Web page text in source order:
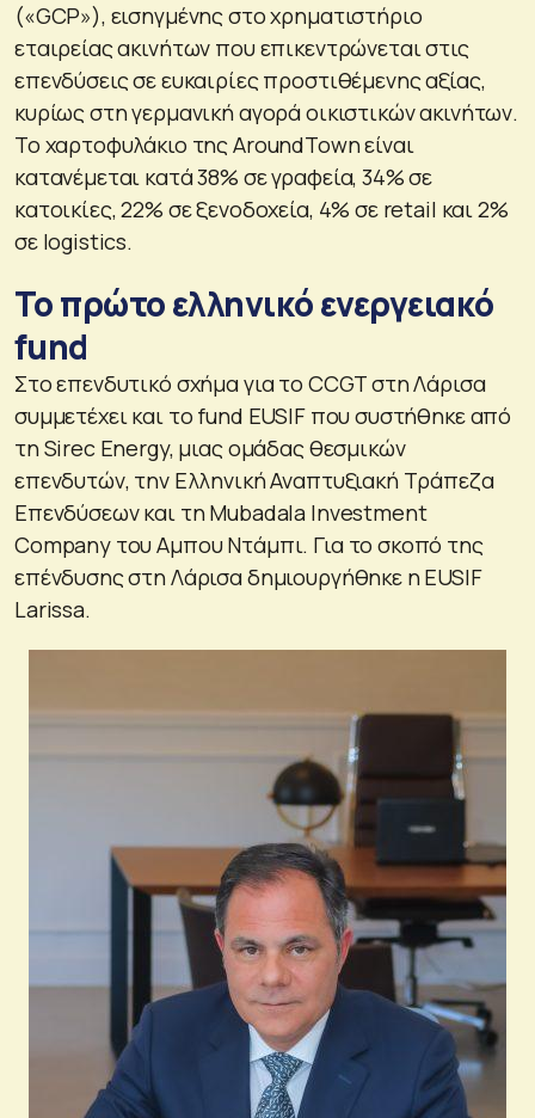
(«GCP»), εισηγμένης στο χρηματιστήριο
εταιρείας ακινήτων που επικεντρώνεται στις
επενδύσεις σε ευκαιρίες προστιθέμενης αξίας,
κυρίως στη γερμανική αγορά οικιστικών ακινήτων.
Το χαρτοφυλάκιο της AroundTown είναι
κατανέμεται κατά 38% σε γραφεία, 34% σε
κατοικίες, 22% σε ξενοδοχεία, 4% σε retail και 2%
σε logistics.
Το πρώτο ελληνικό ενεργειακό
fund
Στο επενδυτικό σχήμα για το CCGT στη Λάρισα
συμμετέχει και το fund EUSIF που συστήθηκε από
τη Sirec Energy, μιας ομάδας θεσμικών
επενδυτών, την Ελληνική Αναπτυξιακή Τράπεζα
Επενδύσεων και τη Mubadala Investment
Company του Αμπου Ντάμπι. Για το σκοπό της
επένδυσης στη Λάρισα δημιουργήθηκε η EUSIF
Larissa.